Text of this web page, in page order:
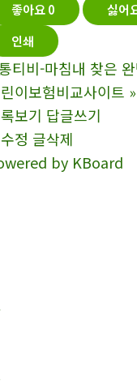
좋아요0 싫어
인쇄
티비-마침내 찾은
이보험비교사이트 »
보기 답글쓰기
정 글삭제
by KBoard